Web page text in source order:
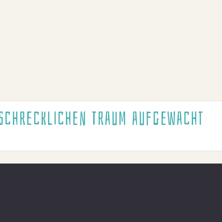
Traum aufgewacht